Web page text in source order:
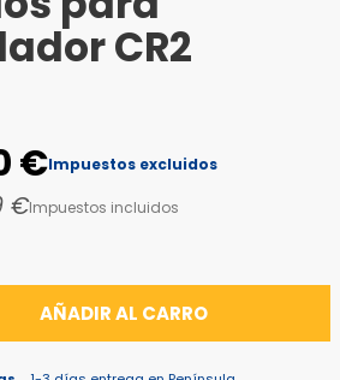
CR2
€Impuestos excluidos
€Impuestos incluidos
AÑADIR AL CARRO